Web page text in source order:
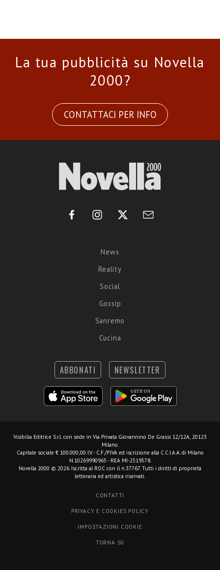
La tua pubblicità su Novella
2000?
CONTATTACI PER INFO
News
Reality
Social
Gossip
Sanremo
Cucina
ABBONATI NEWSLETTER
Visibilia Editrice S.r.l. con sede in Via Privata Giovannino De Grassi 12/12A, 20123
Milano.
Capitale sociale € 100.000,00 I.V. - C.F./P.IVA ed iscrizione alla C.C.I.A.A. di Milano
N.10269990965 - REA MI-2519578.
Novella 2000 © 2026. Iscritta al ROC con il n.37767. Tutti i diritti di proprietà
letteraria ed artistica riservati.
CONTATTI
PRIVACY E COOKIES POLICY
IMPOSTAZIONI COOKIE
TORNA SU